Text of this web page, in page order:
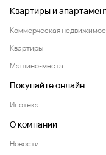
Квартиры и
Коммерческая
Квартиры
Машино-места
Покупайте онлайн
Ипотека
О компании
Новости